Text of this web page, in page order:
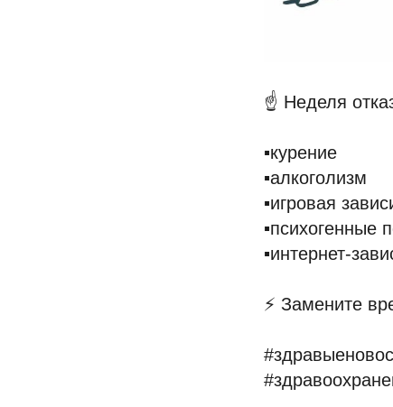
☝️ Неделя
▪️курение
▪️алкоголизм
▪️игровая
▪️психогенные
▪️интернет-
⚡️ Замените